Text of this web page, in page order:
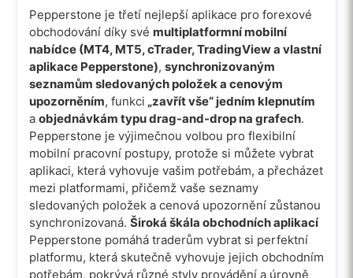
Pepperstone je třetí nejlepší aplikace pro forexové
obchodování díky své multiplatformní mobilní
nabídce (MT4, MT5, cTrader, TradingView a vlastní
aplikace Pepperstone), synchronizovaným
seznamům sledovaných položek a cenovým
upozorněním, funkci „zavřít vše“ jedním klepnutím
a objednávkám typu drag-and-drop na grafech.
Pepperstone je výjimečnou volbou pro flexibilní
mobilní pracovní postupy, protože si můžete vybrat
aplikaci, která vyhovuje vašim potřebám, a přecházet
mezi platformami, přičemž vaše seznamy
sledovaných položek a cenová upozornění zůstanou
synchronizovaná. Široká škála obchodních aplikací
Pepperstone pomáhá traderům vybrat si perfektní
platformu, která skutečně vyhovuje jejich obchodním
potřebám, pokrývá různé styly provádění a úrovně